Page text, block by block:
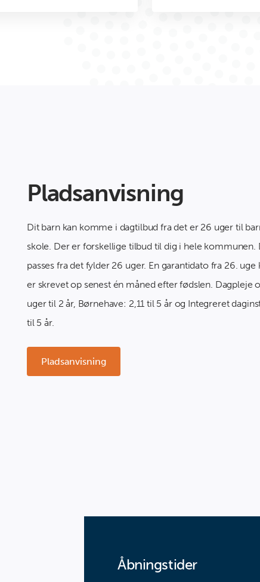
Pladsanvisning
Dit barn kan komme i dagtilbud fra det er 26 uger til
skole. Der er forskellige tilbud til dig i hele kommunen.
passes fra det fylder 26 uger. En garantidato fra 26.
er skrevet op senest én måned efter fødslen. Dagpleje
uger til 2 år, Børnehave: 2,11 til 5 år og Integreret
til 5 år.
Pladsanvisning
Åbningstider